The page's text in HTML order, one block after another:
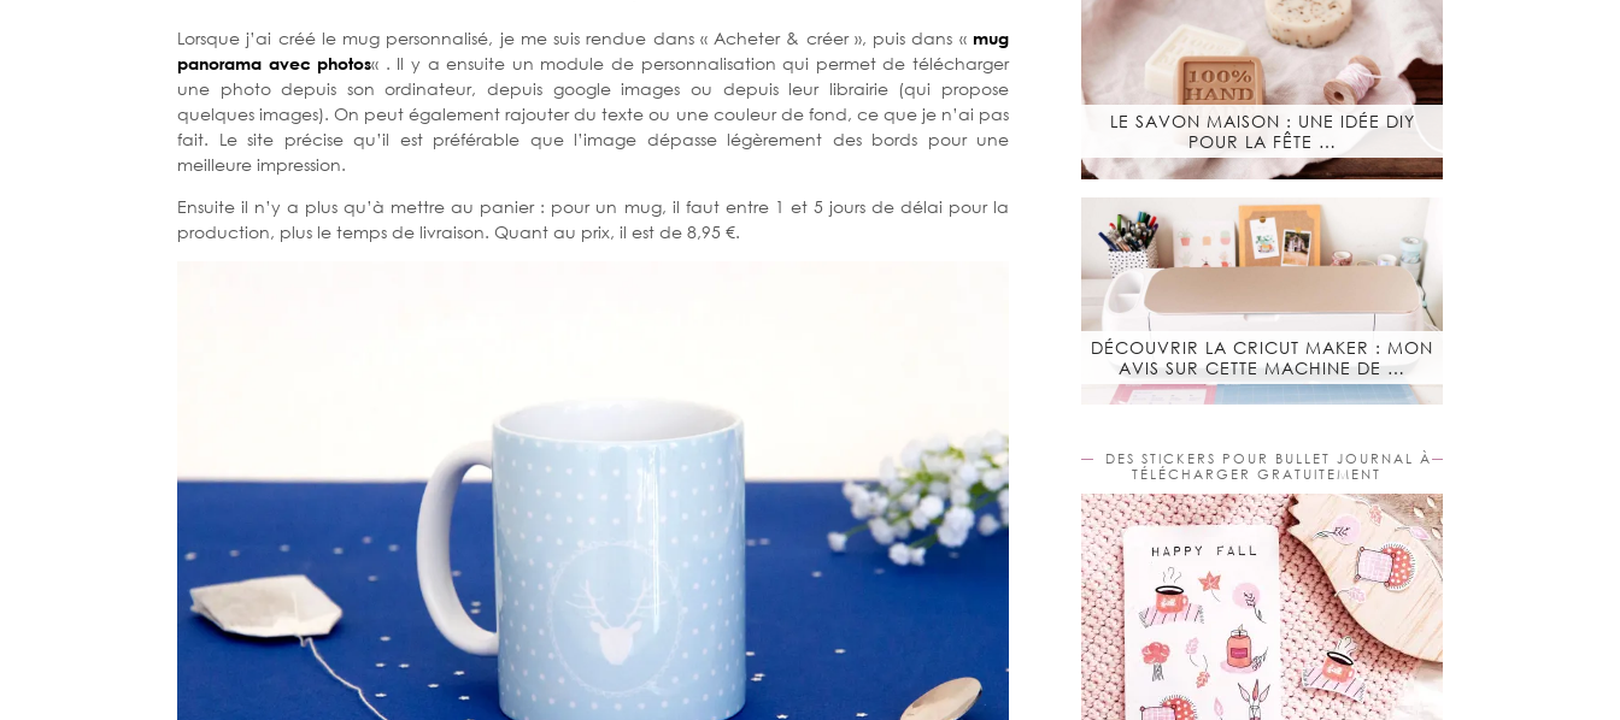
Lorsque j’ai créé le mug personnalisé, je me suis rendue dans « Acheter & créer », puis dans « mug
panorama avec photos« . Il y a ensuite un module de personnalisation qui permet de télécharger
une photo depuis son ordinateur, depuis google images ou depuis leur librairie (qui propose
quelques images). On peut également rajouter du texte ou une couleur de fond, ce que je n’ai pas
fait. Le site précise qu’il est préférable que l’image dépasse légèrement des bords pour une
meilleure impression.
Ensuite il n’y a plus qu’à mettre au panier : pour un mug, il faut entre 1 et 5 jours de délai pour la
production, plus le temps de livraison. Quant au prix, il est de 8,95 €.
LE SAVON MAISON : UNE IDÉE DIY
POUR LA FÊTE …
DÉCOUVRIR LA CRICUT MAKER : MON
AVIS SUR CETTE MACHINE DE …
DES STICKERS POUR BULLET JOURNAL À
TÉLÉCHARGER GRATUITEMENT